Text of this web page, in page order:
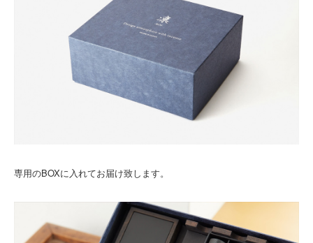
専用のBOXに入れてお届け致します。